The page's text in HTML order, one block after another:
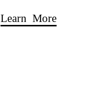
Learn More